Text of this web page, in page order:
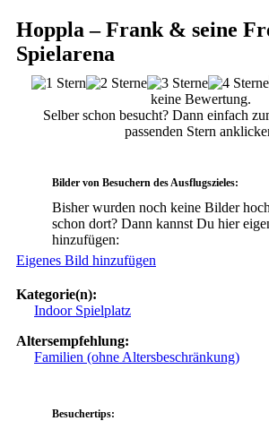
Hoppla – Frank & seine
Spielarena
keine Bewertung.
Selber schon besucht? Dann einfach
passenden Stern
Bilder von Besuchern des Ausflugszieles:
Bisher wurden noch keine Bilder
schon dort? Dann kannst Du hier
hinzufügen:
Eigenes Bild hinzufügen
Kategorie(n):
Indoor Spielplatz
Altersempfehlung:
Familien (ohne Altersbeschränkung)
Besuchertips: